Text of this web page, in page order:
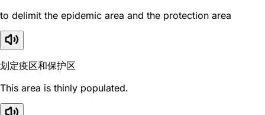
to delimit the epidemic area and the protection area
划定疫区和保护区
This area is thinly populated.